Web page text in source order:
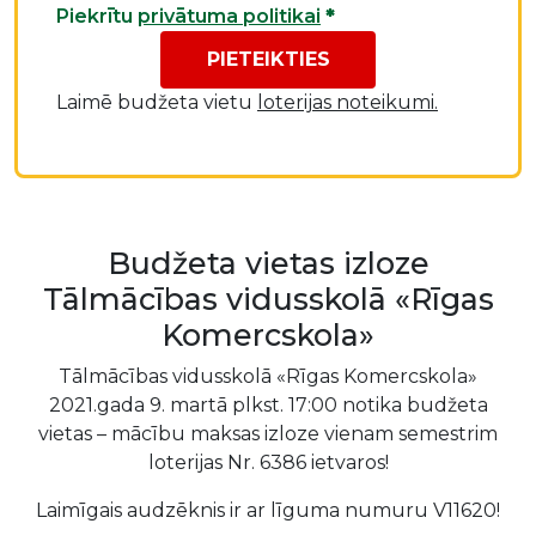
Budžeta vietas izloze
Tālmācības vidusskolā «Rīgas
Komercskola»
Tālmācības vidusskolā «Rīgas Komercskola»
2021.gada 9. martā plkst. 17:00 notika budžeta
vietas – mācību maksas izloze vienam semestrim
loterijas Nr. 6386 ietvaros!
Laimīgais audzēknis ir ar līguma numuru V11620!
Piekrītu privātuma politikai *
PIETEIKTIES
Laimē budžeta vietu loterijas noteikumi.